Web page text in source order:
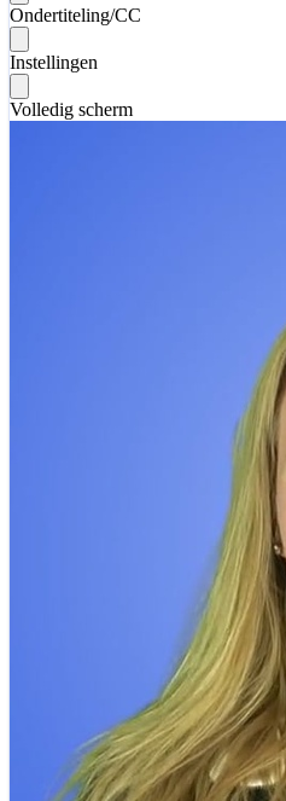
Ondertiteling/CC
Instellingen
Volledig scherm